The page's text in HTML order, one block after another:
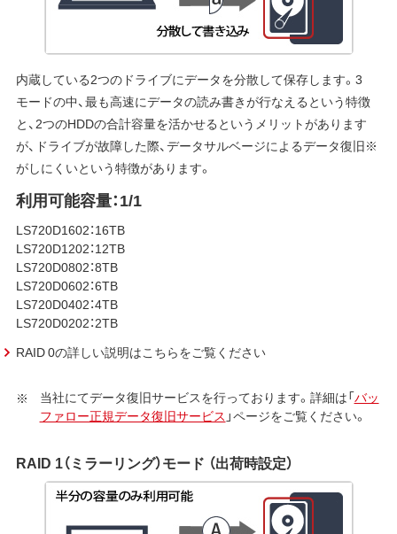
内蔵している2つのドライブにデータを分散して保存します。3
モードの中、最も高速にデータの読み書きが行なえるという特徴
と、2つのHDDの合計容量を活かせるというメリットがあります
が、ドライブが故障した際、データサルベージによるデータ復旧※
がしにくいという特徴があります。
利用可能容量：1/1
LS720D1602：16TB
LS720D1202：12TB
LS720D0802：8TB
LS720D0602：6TB
LS720D0402：4TB
LS720D0202：2TB
RAID 0の詳しい説明はこちらをご覧ください
当社にてデータ復旧サービスを行っております。詳細は「バッ
ファロー正規データ復旧サービス 」ページをご覧ください。
RAID 1（ミラーリング）モード （出荷時設定）